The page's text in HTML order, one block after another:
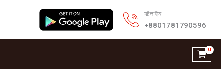
হটলাইন:
+8801781790596